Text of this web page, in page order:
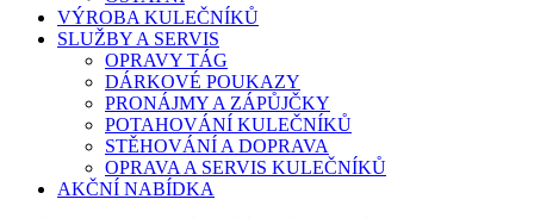
VÝROBA KULEČNÍKŮ
SLUŽBY A SERVIS
OPRAVY TÁG
DÁRKOVÉ POUKAZY
PRONÁJMY A ZÁPŮJČKY
POTAHOVÁNÍ KULEČNÍKŮ
STĚHOVÁNÍ A DOPRAVA
OPRAVA A SERVIS KULEČNÍKŮ
AKČNÍ NABÍDKA